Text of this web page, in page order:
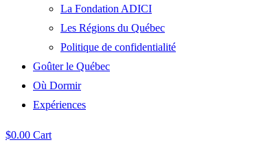
La Fondation ADICI
Les Régions du Québec
Politique de confidentialité
Goûter le Québec
Où Dormir
Expériences
$0.00 Cart